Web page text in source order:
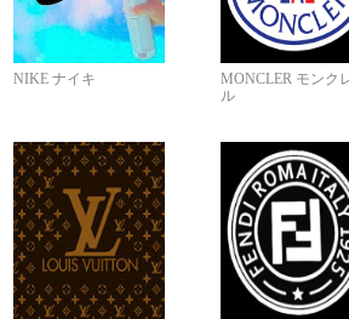
NIKE ナイキ
MONCLER モンク
ル